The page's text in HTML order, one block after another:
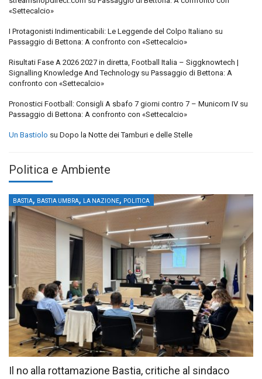
«Settecalcio»
I Protagonisti Indimenticabili: Le Leggende del Colpo Italiano su
Passaggio di Bettona: A confronto con «Settecalcio»
Risultati Fase A 2026 2027 in diretta, Football Italia – Siggknowtech |
Signalling Knowledge And Technology su Passaggio di Bettona: A
confronto con «Settecalcio»
Pronostici Football: Consigli A sbafo 7 giorni contro 7 – Municorn IV su
Passaggio di Bettona: A confronto con «Settecalcio»
Un Bastiolo su Dopo la Notte dei Tamburi e delle Stelle
Politica e Ambiente
BASTIA, BASTIA UMBRA, LA NAZIONE, POLITICA
Il no alla rottamazione Bastia, critiche al sindaco